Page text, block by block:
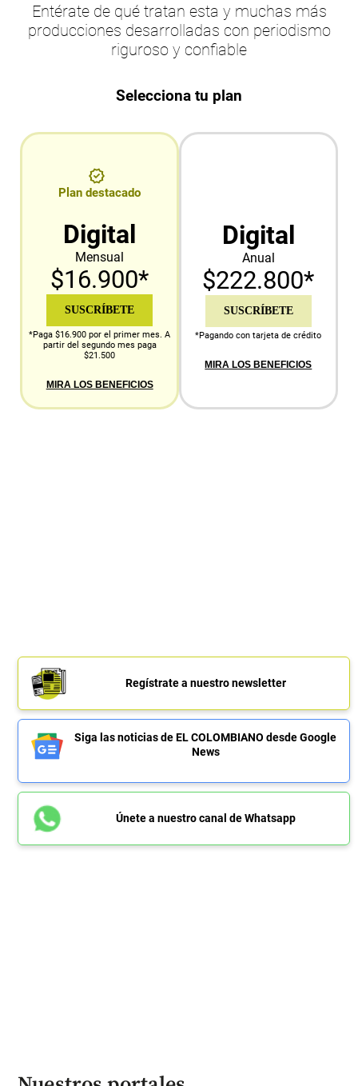
Entérate de qué tratan esta y muchas más
producciones desarrolladas con periodismo
riguroso y confiable
Selecciona tu plan
Plan destacado
Digital
Mensual
$16.900*
SUSCRÍBETE
*Paga $16.900 por el primer mes. A
partir del segundo mes paga
$21.500
MIRA LOS BENEFICIOS
Digital
Anual
$222.800*
SUSCRÍBETE
*Pagando con tarjeta de crédito
MIRA LOS BENEFICIOS
Regístrate a nuestro newsletter
Siga las noticias de EL COLOMBIANO desde Google
News
Únete a nuestro canal de Whatsapp